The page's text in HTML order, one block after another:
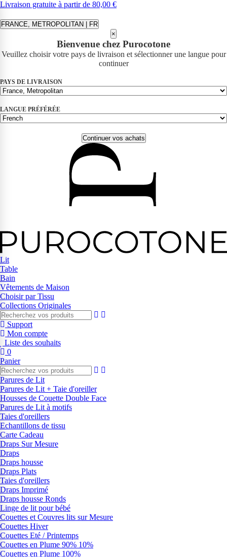
Livraison gratuite à partir de 80,00 €
FRANCE, METROPOLITAN | FR
×
Bienvenue chez Purocotone
Veuillez choisir votre pays de livraison et sélectionner une langue pour
continuer
PAYS DE LIVRAISON
LANGUE PRÉFÉRÉE
Continuer vos achats
Lit
Table
Bain
Vêtements de Maison
Choisir par Tissu
Collections Originales
Support
Mon compte
Liste des souhaits
0
Panier
Parures de Lit
Parures de Lit + Taie d'oreiller
Housses de Couette Double Face
Parures de Lit à motifs
Taies d'oreillers
Echantillons de tissu
Carte Cadeau
Draps Sur Mesure
Draps
Draps housse
Draps Plats
Taies d'oreillers
Draps Imprimé
Draps housse Ronds
Linge de lit pour bébé
Couettes et Couvres lits sur Mesure
Couettes Hiver
Couettes Eté / Printemps
Couettes en Plume 90% 10%
Couettes en Plume 100%